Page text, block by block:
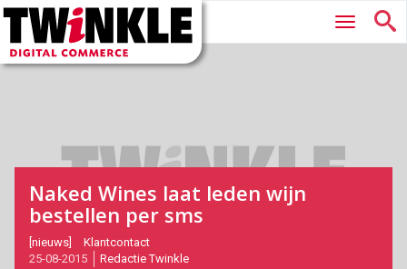
Twinkle
Digital
Commerce
Hoofdmenu
Naked Wines laat leden wijn
bestellen per sms
2015-
08-
[nieuws]
Klantcontact
25-08-2015
Redactie Twinkle